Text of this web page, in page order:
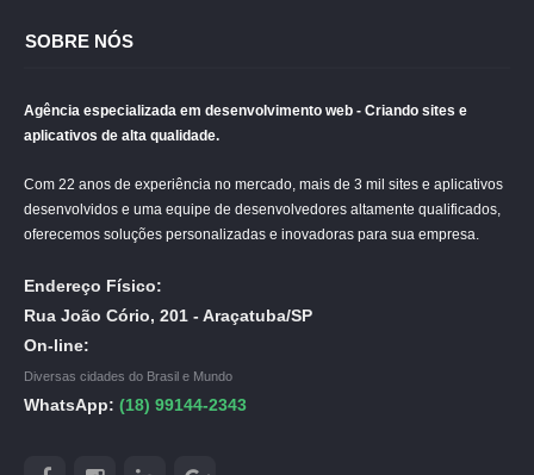
SOBRE NÓS
Agência especializada em desenvolvimento web - Criando sites e
aplicativos de alta qualidade.
Com 22 anos de experiência no mercado, mais de 3 mil sites e aplicativos
desenvolvidos e uma equipe de desenvolvedores altamente qualificados,
oferecemos soluções personalizadas e inovadoras para sua empresa.
Endereço Físico:
Rua João Cório, 201 - Araçatuba/SP
On-line:
Diversas cidades do Brasil e Mundo
WhatsApp: (18) 99144-2343